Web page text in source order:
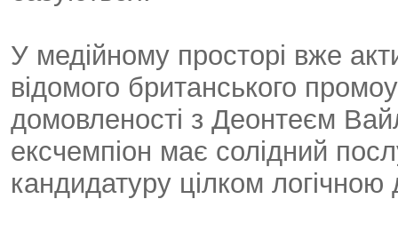
У медійному просторі вже
відомого британського
домовленості з Деонтеєм
ексчемпіон має солідний
кандидатуру цілком